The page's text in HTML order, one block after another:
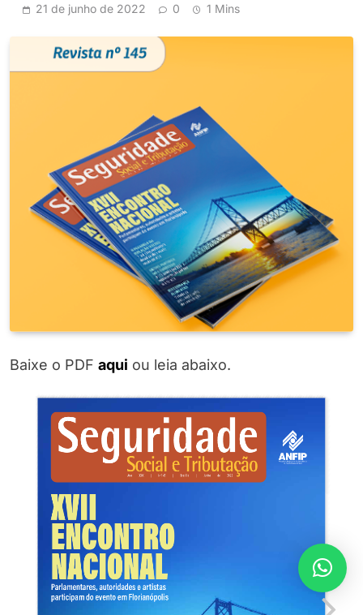
21 de junho de 2022 0 1 Mins
Baixe o PDF aqui ou leia abaixo.